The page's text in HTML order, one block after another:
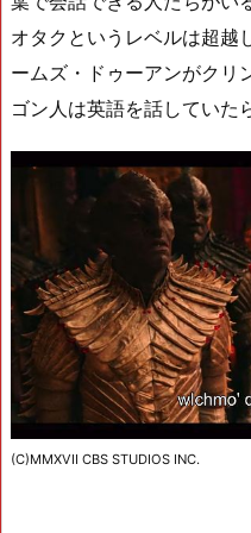
オタクというレベルは超越
ームズ・ドゥーアンがクリ
ゴン人は英語を話していた
(C)MMXVII CBS STUDIOS INC.